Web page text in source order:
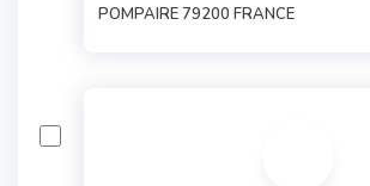
POMPAIRE 79200 FRANCE